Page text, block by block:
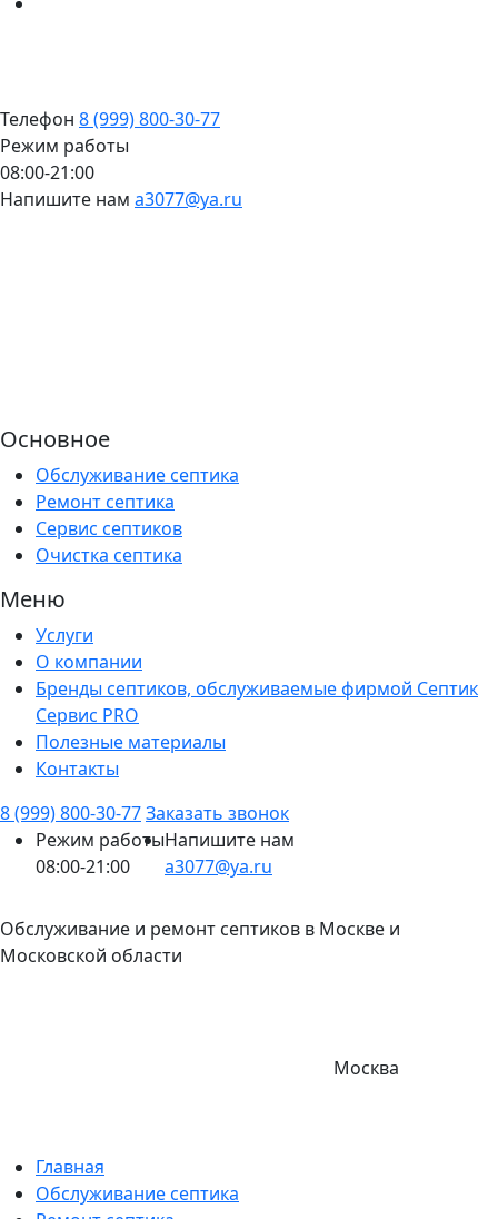
Телефон 8 (999) 800-30-77
Режим работы
08:00-21:00
Напишите нам a3077@ya.ru
Основное
Обслуживание септика
Ремонт септика
Сервис септиков
Очистка септика
Меню
Услуги
О компании
Бренды септиков, обслуживаемые фирмой Септик
Сервис PRO
Полезные материалы
Контакты
8 (999) 800-30-77Заказать звонок
Режим работы
08:00-21:00
Напишите нам
a3077@ya.ru
Обслуживание и ремонт септиков в Москве и
Московской области
Москва
Главная
Обслуживание септика